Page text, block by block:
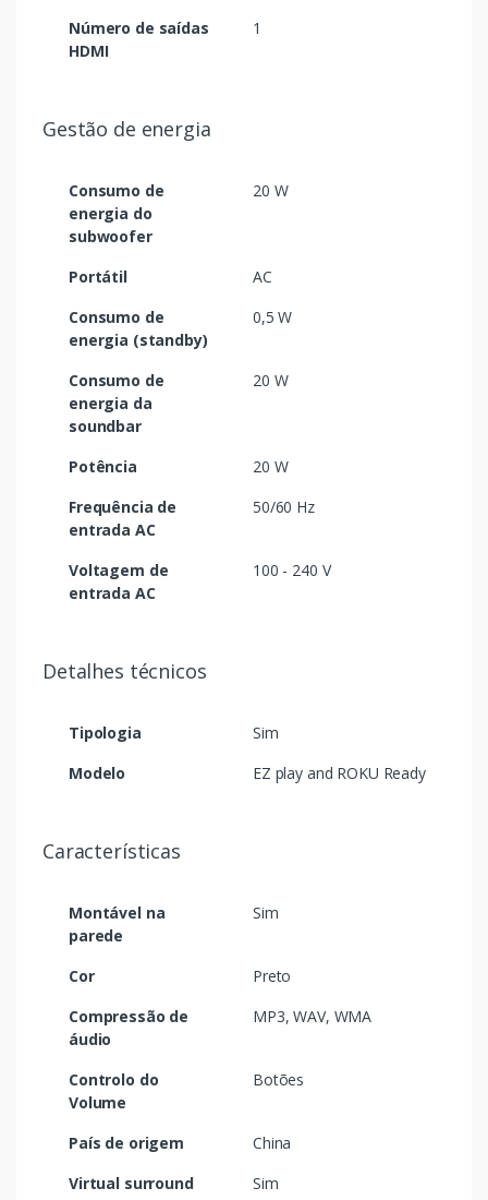
Número de saídas
HDMI
1
Gestão de energia
Consumo de
energia do
subwoofer
20 W
Portátil
AC
Consumo de
energia (standby)
0,5 W
Consumo de
energia da
soundbar
20 W
Potência
20 W
Frequência de
entrada AC
50/60 Hz
Voltagem de
entrada AC
100 - 240 V
Detalhes técnicos
Tipologia
Sim
Modelo
EZ play and ROKU Ready
Características
Montável na
parede
Sim
Cor
Preto
Compressão de
áudio
MP3, WAV, WMA
Controlo do
Volume
Botões
País de origem
China
Virtual surround
Sim